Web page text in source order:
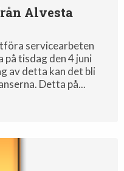
Alvesta
servicearbeten
tisdag den 4 juni
av detta kan det bli
Detta på...